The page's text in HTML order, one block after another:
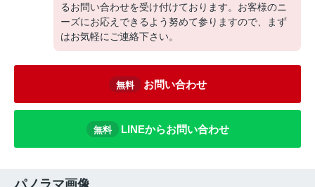
るお問い合わせを受け付けております。お客様のニ
ーズにお応えできるよう努めて参りますので、まず
はお気軽にご連絡下さい。
無料 お問い合わせ
無料 LINEからお問い合わせ